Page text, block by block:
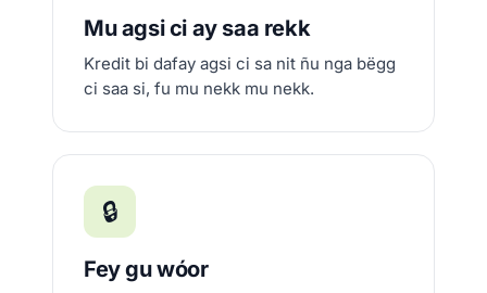
Mu agsi ci ay saa rekk
Kredit bi dafay agsi ci sa nit ñu nga bëgg
ci saa si, fu mu nekk mu nekk.
🔒
Fey gu wóor